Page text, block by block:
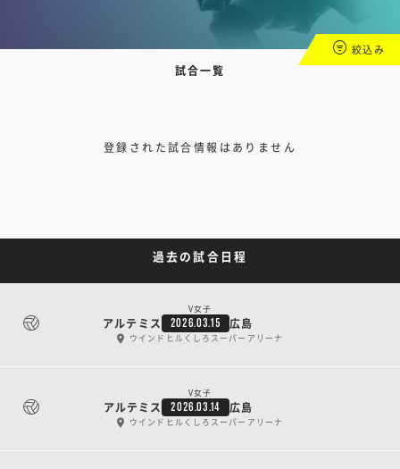
試合一覧
絞込み
登録された試合情報はありません
過去の試合日程
V女子
アルテミス 2026.03.15 広島
ウインドヒルくしろスーパーアリーナ
V女子
アルテミス 2026.03.14 広島
ウインドヒルくしろスーパーアリーナ